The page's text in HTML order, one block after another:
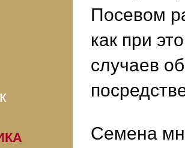
Посевом
как при
случаев
Семена